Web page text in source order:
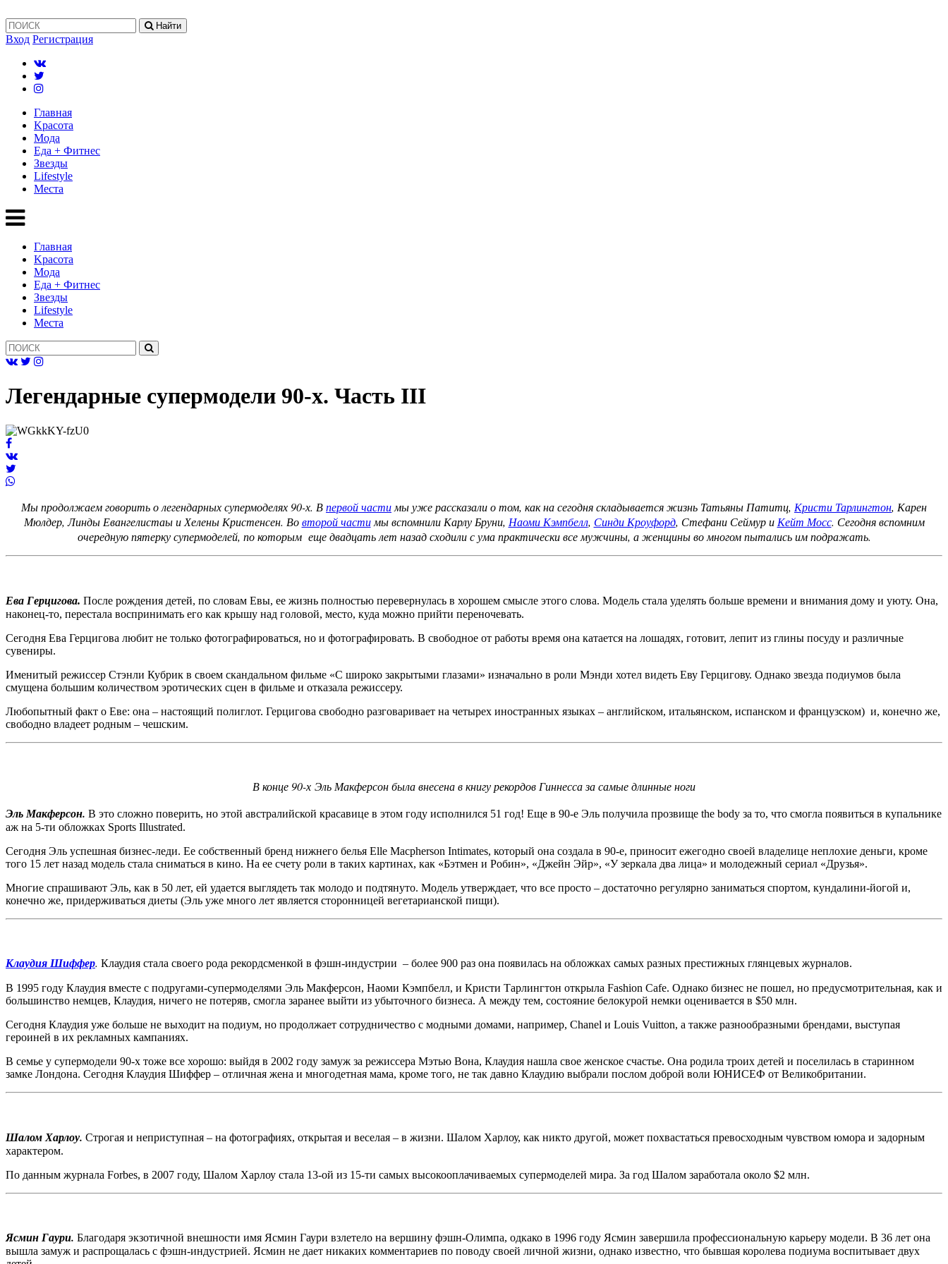
Найти
Вход Регистрация
Главная
Kрасота
Мода
Еда + Фитнес
Звезды
Lifestyle
Mеста
Главная
Kрасота
Мода
Еда + Фитнес
Звезды
Lifestyle
Mеста
Легендарные супермодели 90-х. Часть III
Мы продолжаем говорить о легендарных супермоделях 90-х. Впервой части мы уже рассказали о том, как на сегодня складывается жизнь Татьяны Патитц, Кристи Тарлингтон, Карен
Мюлдер, Линды Евангелистаы и Хелены Кристенсен. Вовторой частимы вспомнили Карлу Бруни, Наоми Кэмпбелл, Синди Кроуфорд, Стефани Сеймур и Кейт Мосс. Сегодня вспомним
очередную пятерку супермоделей, по которым еще двадцать лет назад сходили с ума практически все мужчины, а женщины во многом пытались им подражать.
Ева Герцигова. После рождения детей, по словам Евы, ее жизнь полностью перевернулась в хорошем смысле этого слова. Модель стала уделять больше времени и внимания дому и уюту. Она,
наконец-то, перестала воспринимать его как крышу над головой, место, куда можно прийти переночевать.
Сегодня Ева Герцигова любит не только фотографироваться, но и фотографировать. В свободное от работы время она катается на лошадях, готовит, лепит из глины посуду и различные
сувениры.
Именитый режиссер Стэнли Кубрик в своем скандальном фильме «С широко закрытыми глазами» изначально в роли Мэнди хотел видеть Еву Герцигову. Однако звезда подиумов была
смущена большим количеством эротических сцен в фильме и отказала режиссеру.
Любопытный факт о Еве: она – настоящий полиглот. Герцигова свободно разговаривает на четырех иностранных языках – английском, итальянском, испанском и французском) и, конечно же,
свободно владеет родным – чешским.
В конце 90-х Эль Макферсон была внесена в книгу рекордов Гиннесса за самые длинные ноги
Эль Макферсон. В это сложно поверить, но этой австралийской красавице в этом году исполнился 51 год! Еще в 90-е Эль получила прозвище the body за то, что смогла появиться в купальнике
аж на 5-ти обложках Sports Illustrated.
Сегодня Эль успешная бизнес-леди. Ее собственный бренд нижнего белья Elle Macpherson Intimates, который она создала в 90-е, приносит ежегодно своей владелице неплохие деньги, кроме
того 15 лет назад модель стала сниматься в кино. На ее счету роли в таких картинах, как «Бэтмен и Робин», «Джейн Эйр», «У зеркала два лица» и молодежный сериал «Друзья».
Многие спрашивают Эль, как в 50 лет, ей удается выглядеть так молодо и подтянуто. Модель утверждает, что все просто – достаточно регулярно заниматься спортом, кундалини-йогой и,
конечно же, придерживаться диеты (Эль уже много лет является сторонницей вегетарианской пищи).
Клаудия Шиффер. Клаудия стала своего рода рекордсменкой в фэшн-индустрии – более 900 раз она появилась на обложках самых разных престижных глянцевых журналов.
В 1995 году Клаудия вместе с подругами-супермоделями Эль Макферсон, Наоми Кэмпбелл, и Кристи Тарлингтон открыла Fashion Cafe. Однако бизнес не пошел, но предусмотрительная, как и
большинство немцев, Клаудия, ничего не потеряв, смогла заранее выйти из убыточного бизнеса. А между тем, состояние белокурой немки оценивается в $50 млн.
Сегодня Клаудия уже больше не выходит на подиум, но продолжает сотрудничество с модными домами, например, Chanel и Louis Vuitton, а также разнообразными брендами, выступая
героиней в их рекламных кампаниях.
В семье у супермодели 90-х тоже все хорошо: выйдя в 2002 году замуж за режиссера Мэтью Вона, Клаудия нашла свое женское счастье. Она родила троих детей и поселилась в старинном
замке Лондона. Сегодня Клаудия Шиффер – отличная жена и многодетная мама, кроме того, не так давно Клаудию выбрали послом доброй воли ЮНИСЕФ от Великобритании.
Шалом Харлоу. Строгая и неприступная – на фотографиях, открытая и веселая – в жизни. Шалом Харлоу, как никто другой, может похвастаться превосходным чувством юмора и задорным
характером.
По данным журнала Forbes, в 2007 году, Шалом Харлоу стала 13-ой из 15-ти самых высокооплачиваемых супермоделей мира. За год Шалом заработала около $2 млн.
Ясмин Гаури. Благодаря экзотичной внешности имя Ясмин Гаури взлетело на вершину фэшн-Олимпа, одкако в 1996 году Ясмин завершила профессиональную карьеру модели. В 36 лет она
вышла замуж и распрощалась с фэшн-индустрией. Ясмин не дает никаких комментариев по поводу своей личной жизни, однако известно, что бывшая королева подиума воспитывает двух